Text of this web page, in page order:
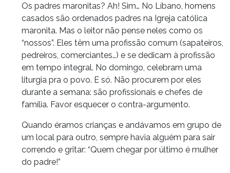
Os padres maronitas? Ah! Sim… No Líbano, homens
casados são ordenados padres na Igreja católica
maronita. Mas o leitor não pense neles como os
“nossos”. Eles têm uma profissão comum (sapateiros,
pedreiros, comerciantes…) e se dedicam à profissão
em tempo integral. No domingo, celebram uma
liturgia pra o povo. E só. Não procurem por eles
durante a semana: são profissionais e chefes de
família. Favor esquecer o contra-argumento.
Quando éramos crianças e andávamos em grupo de
um local para outro, sempre havia alguém para sair
correndo e gritar: “Quem chegar por último é mulher
do padre!”